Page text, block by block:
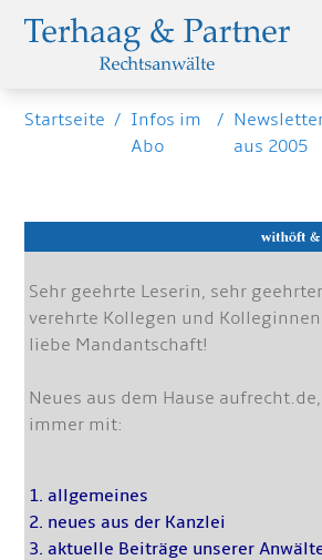
Startseite / Infos im
Abo
/
aus 2005
Sehr geehrte Leserin, sehr
verehrte Kollegen und
liebe Mandantschaft!
Neues aus dem Hause
immer mit:
1. allgemeines
2. neues aus der Kanzlei
3. aktuelle Beiträge unserer